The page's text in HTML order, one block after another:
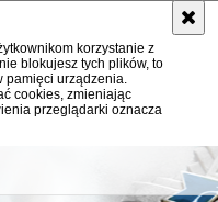
korzystanie z
blokujesz tych plików, to
pamięci urządzenia.
cookies, zmieniając
przeglądarki oznacza